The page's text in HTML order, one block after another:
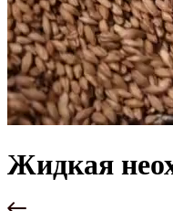
Жидкая